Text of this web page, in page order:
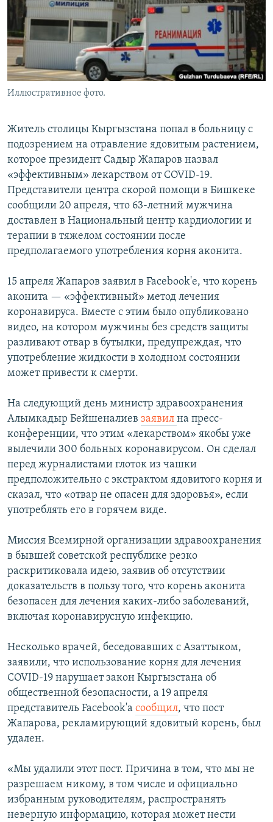
Иллюстративное фото.
Житель столицы Кыргызстана попал в больницу с
подозрением на отравление ядовитым растением,
которое президент Садыр Жапаров назвал
«эффективным» лекарством от COVID-19.
Представители центра скорой помощи в Бишкеке
сообщили 20 апреля, что 63-летний мужчина
доставлен в Национальный центр кардиологии и
терапии в тяжелом состоянии после
предполагаемого употребления корня аконита.
15 апреля Жапаров заявил в Facebook'е, что корень
аконита — «эффективный» метод лечения
коронавируса. Вместе с этим было опубликовано
видео, на котором мужчины без средств защиты
разливают отвар в бутылки, предупреждая, что
употребление жидкости в холодном состоянии
может привести к смерти.
На следующий день министр здравоохранения
Алымкадыр Бейшеналиев заявил на пресс-
конференции, что этим «лекарством» якобы уже
вылечили 300 больных коронавирусом. Он сделал
перед журналистами глоток из чашки
предположительно с экстрактом ядовитого корня и
сказал, что «отвар не опасен для здоровья», если
употреблять его в горячем виде.
Миссия Всемирной организации здравоохранения
в бывшей советской республике резко
раскритиковала идею, заявив об отсутствии
доказательств в пользу того, что корень аконита
безопасен для лечения каких-либо заболеваний,
включая коронавирусную инфекцию.
Несколько врачей, беседовавших с Азаттыком,
заявили, что использование корня для лечения
COVID-19 нарушает закон Кыргызстана об
общественной безопасности, а 19 апреля
представитель Facebook'а сообщил, что пост
Жапарова, рекламирующий ядовитый корень, был
удален.
«Мы удалили этот пост. Причина в том, что мы не
разрешаем никому, в том числе и официально
избранным руководителям, распространять
неверную информацию, которая может нести